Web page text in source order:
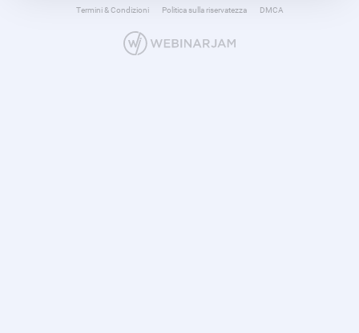
Termini & Condizioni Politica sulla riservatezza DMCA